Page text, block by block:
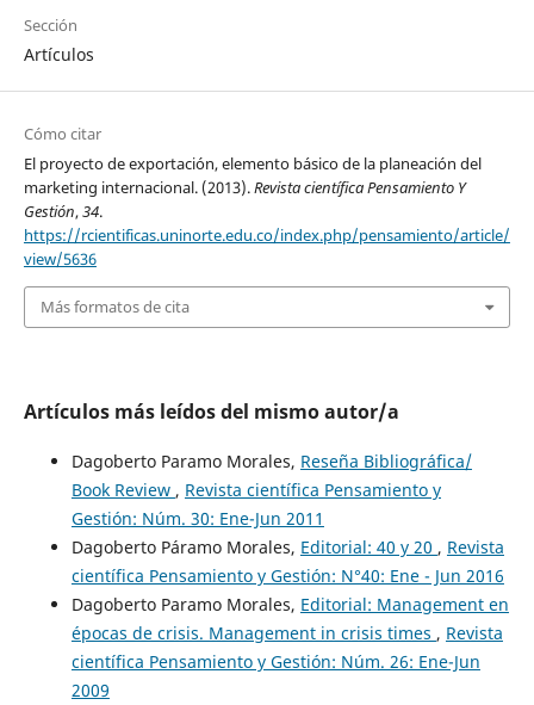
Sección
Artículos
Cómo citar
El proyecto de exportación, elemento básico de la planeación del
marketing internacional. (2013).Revista científica Pensamiento Y
Gestión,34.
https://rcientificas.uninorte.edu.co/index.php/pensamiento/article/
view/5636
Más formatos de cita
Artículos más leídos del mismo autor/a
Dagoberto Paramo Morales, Reseña Bibliográfica/
Book Review , Revista científica Pensamiento y
Gestión: Núm. 30: Ene-Jun 2011
Dagoberto Páramo Morales, Editorial: 40 y 20 , Revista
científica Pensamiento y Gestión: N°40: Ene - Jun 2016
Dagoberto Paramo Morales, Editorial: Management en
épocas de crisis. Management in crisis times , Revista
científica Pensamiento y Gestión: Núm. 26: Ene-Jun
2009